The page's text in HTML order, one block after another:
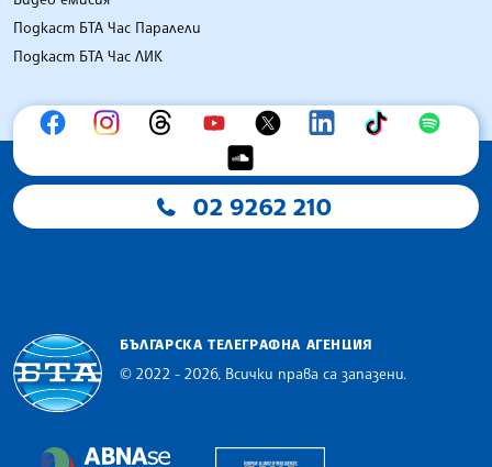
Подкаст БТА Час Паралели
Подкаст БТА Час ЛИК
02 9262 210
БЪЛГАРСКА ТЕЛЕГРАФНА АГЕНЦИЯ
© 2022 - 2026, Всички права са запазени.
The Assocoation of the Balkan News Agencies